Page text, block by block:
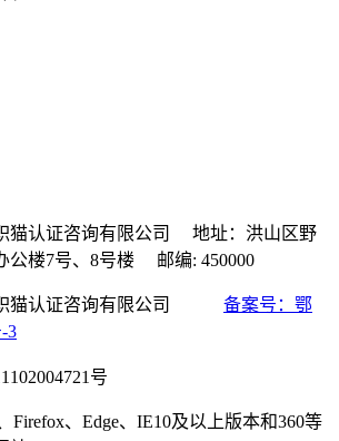
猫认证咨询有限公司 地址：洪山区野
公楼7号、8号楼 邮编: 450000
职猫认证咨询有限公司 备案号：鄂
3
号
Firefox、Edge、IE10及以上版本和360等